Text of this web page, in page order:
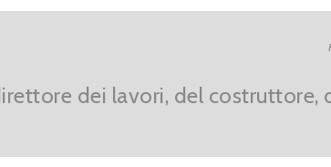
dei lavori, del costruttore,